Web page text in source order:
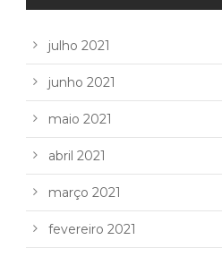
julho 2021
junho 2021
maio 2021
abril 2021
março 2021
fevereiro 2021